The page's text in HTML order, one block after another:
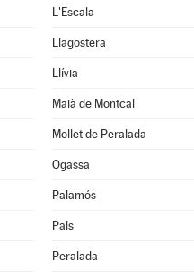
L'Escala
Llagostera
Llívia
Maià de Montcal
Mollet de Peralada
Ogassa
Palamós
Pals
Peralada